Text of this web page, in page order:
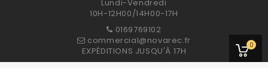
0
Lundi-Vendredi
10H-12H00/14H00-17H
0169769102
commercial@novarec.fr
EXPÉDITIONS JUSQU'À 17H